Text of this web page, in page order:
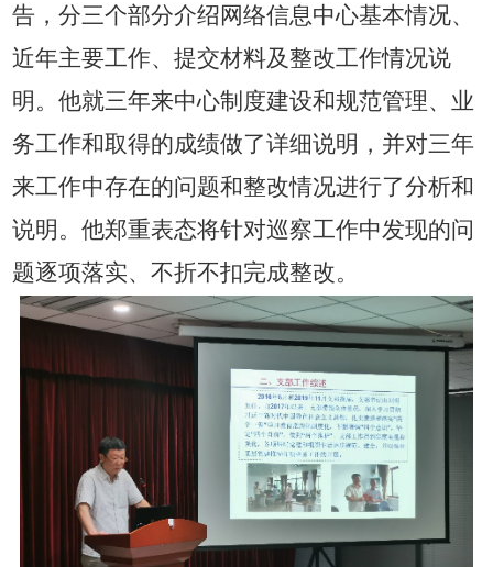
告，分三个部分介绍网络信息中心基本情况、
近年主要工作、提交材料及整改工作情况说
明。他就三年来中心制度建设和规范管理、业
务工作和取得的成绩做了详细说明，并对三年
来工作中存在的问题和整改情况进行了分析和
说明。他郑重表态将针对巡察工作中发现的问
题逐项落实、不折不扣完成整改。